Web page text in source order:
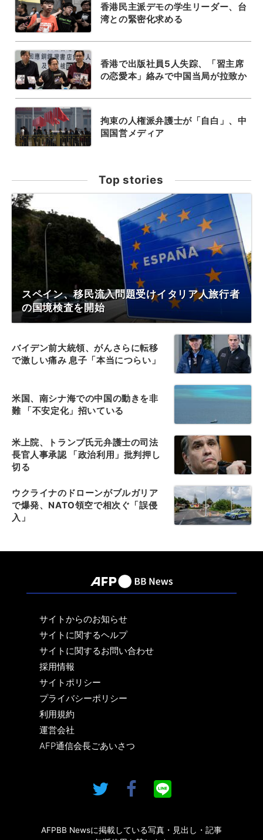
香港民主派デモの学生リーダー、台
湾との緊密化求める
香港で出版社員5人失踪、「習主席
の恋愛本」絡みで中国当局が拉致か
拘束の人権派弁護士が「自白」、中
国国営メディア
Top stories
スペイン、移民流入問題受けイタリア人旅行者
の国境検査を開始
バイデン前大統領、がんさらに転移
で激しい痛み 息子「本当につらい」
米国、南シナ海での中国の動きを非
難 「不安定化」招いている
米上院、トランプ氏元弁護士の司法
長官人事承認 「政治利用」批判押し
切る
ウクライナのドローンがブルガリア
で爆発、NATO領空で相次ぐ「誤侵
入」
サイトからのお知らせ
サイトに関するヘルプ
サイトに関するお問い合わせ
採用情報
サイトポリシー
プライバシーポリシー
利用規約
運営会社
AFP通信会長ごあいさつ
AFPBB Newsに掲載している写真・見出し・記事